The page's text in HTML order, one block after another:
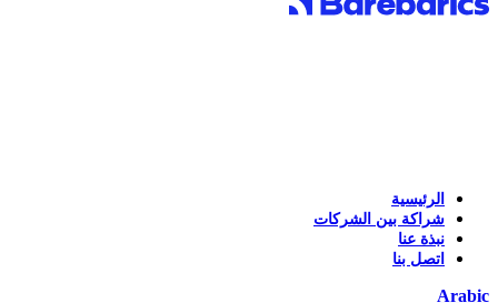
الرئيسية
شراكة بين الشركات
نبذة عنا
اتصل بنا
Arabic